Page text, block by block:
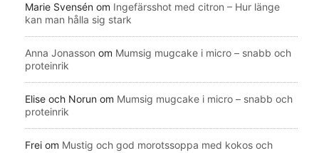
Marie Svensén om Ingefärsshot med citron – Hur länge
kan man hålla sig stark
Anna Jonasson om Mumsig mugcake i micro – snabb och
proteinrik
Elise och Norun om Mumsig mugcake i micro – snabb och
proteinrik
Frei om Mustig och god morotssoppa med kokos och